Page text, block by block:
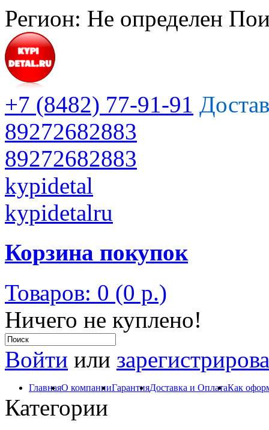
Регион: Не определен
+7 (8482) 77-91-91
89272682883
89272682883
kypidetal
kypidetalru
Корзина покупок
Товаров: 0 (0 р.)
Ничего не куплено!
Войти или
ГлавнаяО компанииГарантияДоставка и ОплатаКак
Категории